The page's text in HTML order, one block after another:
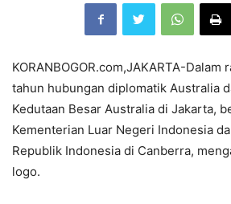
KORANBOGOR.com,JAKARTA-Dalam
tahun hubungan diplomatik Australia
Kedutaan Besar Australia di Jakarta,
Kementerian Luar Negeri Indonesia
Republik Indonesia di Canberra,
logo.